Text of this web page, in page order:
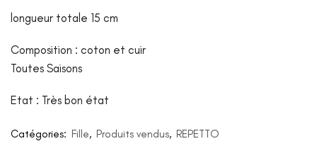
longueur totale 15 cm
Composition : coton et cuir
Toutes Saisons
Etat : Très bon état
Catégories: Fille, Produits vendus, REPETTO